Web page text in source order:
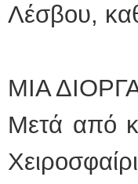
Λέσβου,
ΜΙΑ
Μετά από